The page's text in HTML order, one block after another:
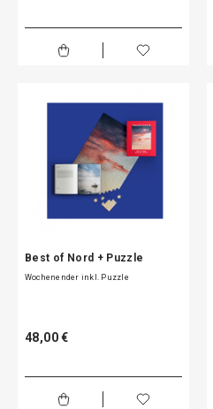
Best of Nord + Puzzle
Wochenender inkl. Puzzle
48,00 €